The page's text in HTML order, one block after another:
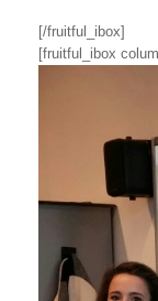
[/fruitful_ibox]
[fruitful_ibox